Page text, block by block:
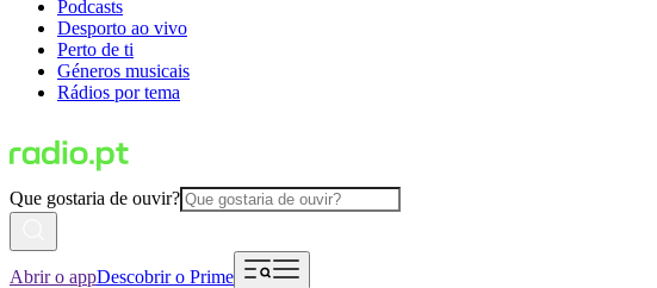
Podcasts
Desporto ao vivo
Perto de ti
Géneros musicais
Rádios por tema
Que gostaria de ouvir?
Abrir o appDescobrir o Prime